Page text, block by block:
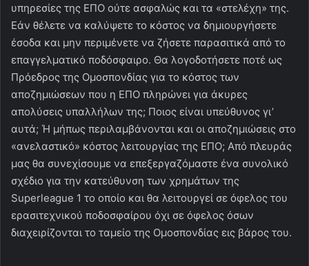
υπηρεσίες της ΕΠΟ ούτε ασφαλώς και τα «στελέχη» της.
Εάν θέλετε να καλύψετε το κόστος να δημιουργήσετε
έσοδα και μην περιμένετε να ζήσετε παρασιτικά από το
επαγγελματικό ποδόσφαιρο. Θα λογοδοτήσετε ποτέ ως
Πρόεδρος της Ομοσπονδίας για το κόστος των
αποζημιώσεων που η ΕΠΟ πληρώνει για άκυρες
απολύσεις υπαλλήλων της; Ποιος είναι υπεύθυνος γι’
αυτά; Ή μήπως περιλαμβάνονται και οι αποζημιώσεις στο
«ανελαστικό» κόστος λειτουργίας της ΕΠΟ; Από πλευράς
μας θα συνεχίσουμε να επεξεργαζόμαστε ένα συνολικό
σχέδιο για την κατεύθυνση των χρημάτων της
Superleague 1 το οποίο και θα λειτουργεί σε όφελος του
ερασιτεχνικού ποδοσφαίρου όχι σε όφελος όσων
διαχειρίζονται το ταμείο της Ομοσπονδίας εις βάρος του.